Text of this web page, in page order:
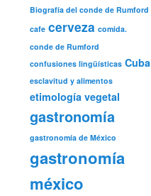
Biografía del conde de Rumford
cafe cerveza comida.
conde de Rumford
confusiones lingüísticas Cuba
esclavitud y alimentos
etimología vegetal
gastronomía
gastronomía de México
gastronomía
méxico